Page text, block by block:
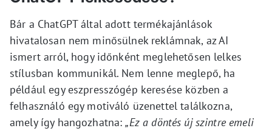
Bár a ChatGPT által adott termékajánlások
hivatalosan nem minősülnek reklámnak, az AI
ismert arról, hogy időnként meglehetősen lelkes
stílusban kommunikál. Nem lenne meglepő, ha
például egy eszpresszógép keresése közben a
felhasználó egy motiváló üzenettel találkozna,
amely így hangozhatna:„Ez a döntés új szintre emeli